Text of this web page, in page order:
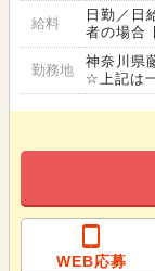
給料
日勤／日
者の場合
勤務地
神奈川県
☆上記は
WEB応募